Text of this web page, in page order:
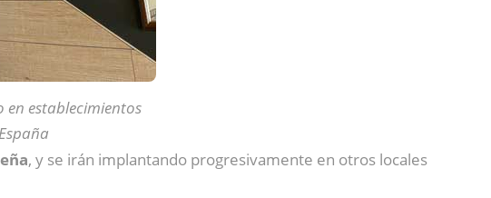
en establecimientos
, y se irán implantando progresivamente en otros locales